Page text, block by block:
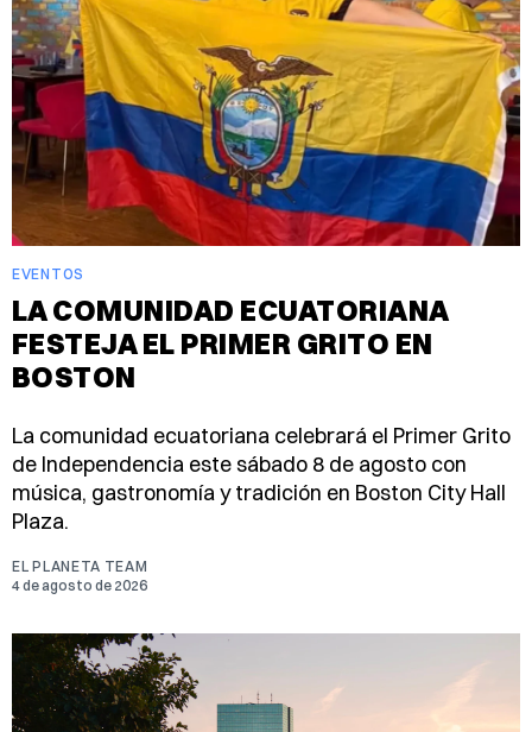
EVENTOS
LA COMUNIDAD ECUATORIANA
FESTEJA EL PRIMER GRITO EN
BOSTON
La comunidad ecuatoriana celebrará el Primer Grito
de Independencia este sábado 8 de agosto con
música, gastronomía y tradición en Boston City Hall
Plaza.
EL PLANETA TEAM
4 de agosto de 2026